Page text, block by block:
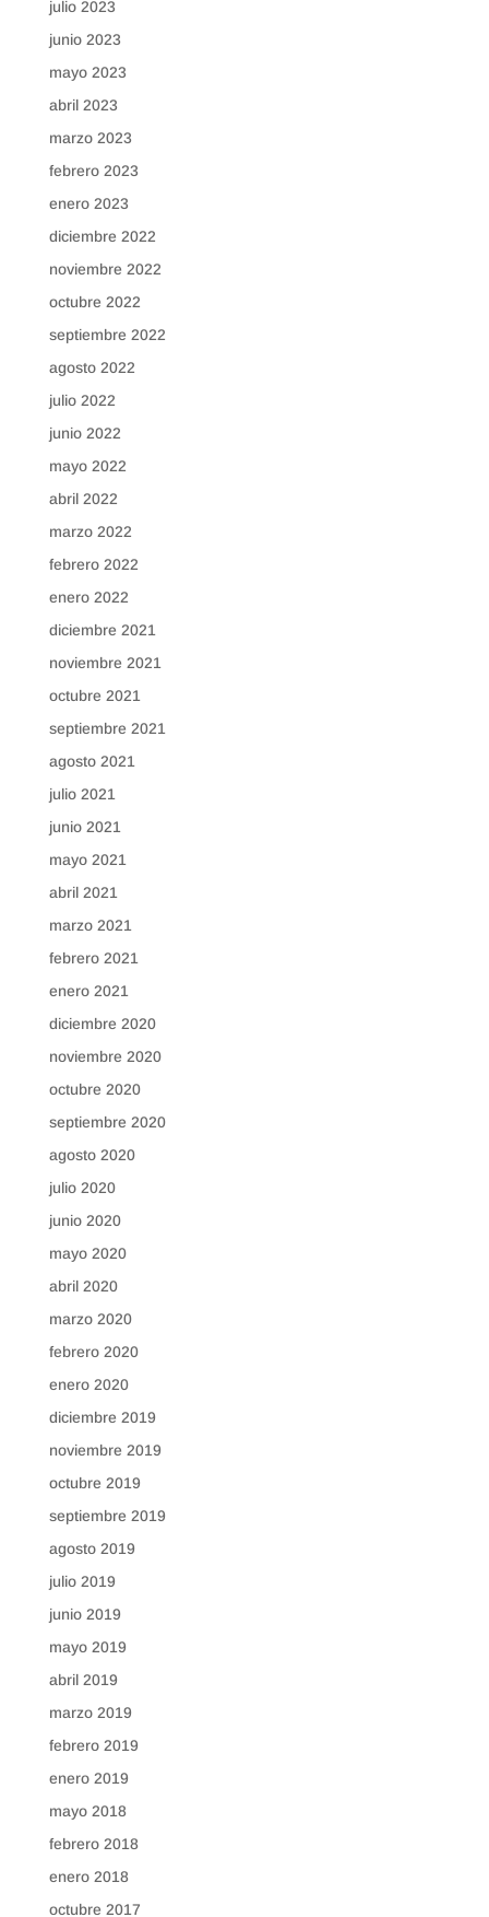
julio 2023
junio 2023
mayo 2023
abril 2023
marzo 2023
febrero 2023
enero 2023
diciembre 2022
noviembre 2022
octubre 2022
septiembre 2022
agosto 2022
julio 2022
junio 2022
mayo 2022
abril 2022
marzo 2022
febrero 2022
enero 2022
diciembre 2021
noviembre 2021
octubre 2021
septiembre 2021
agosto 2021
julio 2021
junio 2021
mayo 2021
abril 2021
marzo 2021
febrero 2021
enero 2021
diciembre 2020
noviembre 2020
octubre 2020
septiembre 2020
agosto 2020
julio 2020
junio 2020
mayo 2020
abril 2020
marzo 2020
febrero 2020
enero 2020
diciembre 2019
noviembre 2019
octubre 2019
septiembre 2019
agosto 2019
julio 2019
junio 2019
mayo 2019
abril 2019
marzo 2019
febrero 2019
enero 2019
mayo 2018
febrero 2018
enero 2018
octubre 2017